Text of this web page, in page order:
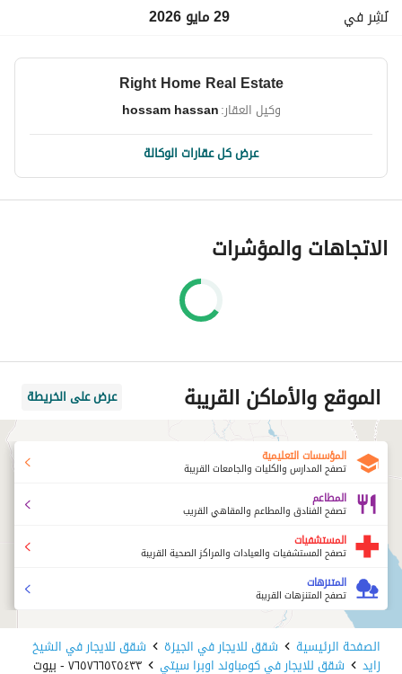
نُشِر في
29 مايو 2026
Right Home Real Estate
وكيل العقار:hossam hassan
عرض كل عقارات الوكالة
الاتجاهات والمؤشرات
الموقع والأماكن القريبة عرض على الخريطة
المؤسسات التعليمية
تصفح المدارس والكليات والجامعات القريبة
المطاعم
تصفح الفنادق والمطاعم والمقاهي القريب
المستشفيات
تصفح المستشفيات والعيادات والمراكز الصحية القريبة
المتنزهات
تصفح المتنزهات القريبة
الصفحة الرئيسية شقق للايجار في الجيزة شقق للايجار في الشيخ
زايد شقق للايجار في كومباوند اوبرا سيتي ٧٦٥٧٦٦٥٢٥٤٣٣ - بيوت